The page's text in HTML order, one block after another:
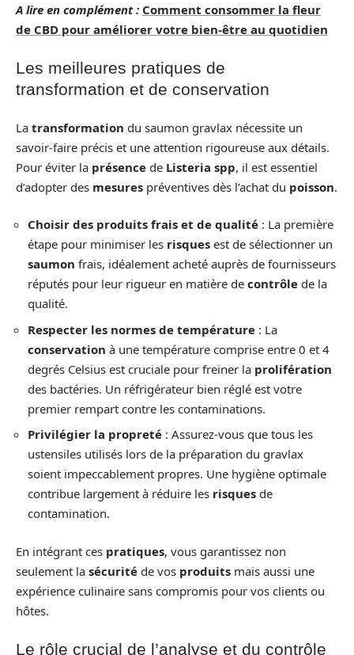
A lire en complément : Comment consommer la fleur
de CBD pour améliorer votre bien-être au quotidien
Les meilleures pratiques de
transformation et de conservation
La transformation du saumon gravlax nécessite un
savoir-faire précis et une attention rigoureuse aux détails.
Pour éviter la présence de Listeria spp, il est essentiel
d’adopter des mesures préventives dès l’achat du poisson.
Choisir des produits frais et de qualité : La première
étape pour minimiser les risques est de sélectionner un
saumon frais, idéalement acheté auprès de fournisseurs
réputés pour leur rigueur en matière de contrôle de la
qualité.
Respecter les normes de température : La
conservation à une température comprise entre 0 et 4
degrés Celsius est cruciale pour freiner la prolifération
des bactéries. Un réfrigérateur bien réglé est votre
premier rempart contre les contaminations.
Privilégier la propreté : Assurez-vous que tous les
ustensiles utilisés lors de la préparation du gravlax
soient impeccablement propres. Une hygiène optimale
contribue largement à réduire les risques de
contamination.
En intégrant ces pratiques, vous garantissez non
seulement la sécurité de vos produits mais aussi une
expérience culinaire sans compromis pour vos clients ou
hôtes.
Le rôle crucial de l’analyse et du contrôle